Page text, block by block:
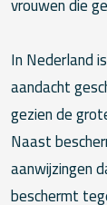
In Nederland
aandacht
gezien de
Naast
aanwijzingen
beschermt